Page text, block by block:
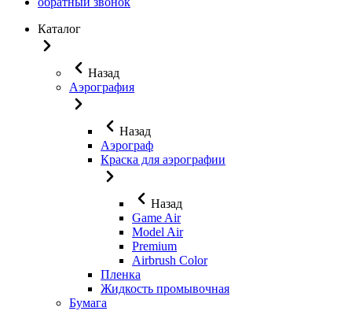
Каталог
Назад
Аэрография
Назад
Аэрограф
Краска для аэрографии
Назад
Game Air
Model Air
Premium
Airbrush Color
Пленка
Жидкость промывочная
Бумага